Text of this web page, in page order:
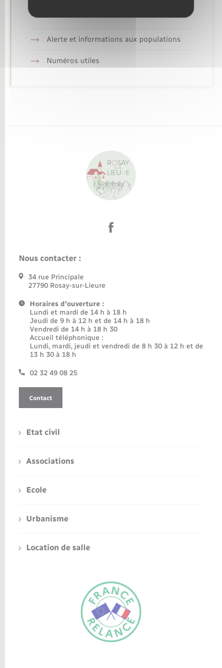
Alerte et informations aux populations
Numéros utiles
Nous contacter :
34 rue Principale
27790 Rosay-sur-Lieure
Horaires d'ouverture :
Lundi et mardi de 14 h à 18 h
Jeudi de 9 h à 12 h et de 14 h à 18 h
Vendredi de 14 h à 18 h 30
Accueil téléphonique :
Lundi, mardi, jeudi et vendredi de 8 h 30 à 12 h et de
13 h 30 à 18 h
02 32 49 08 25
Contact
Etat civil
Associations
Ecole
Urbanisme
Location de salle